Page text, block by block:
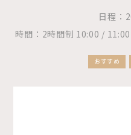
日程：
時間：2時間制 10:00 /
おすすめ